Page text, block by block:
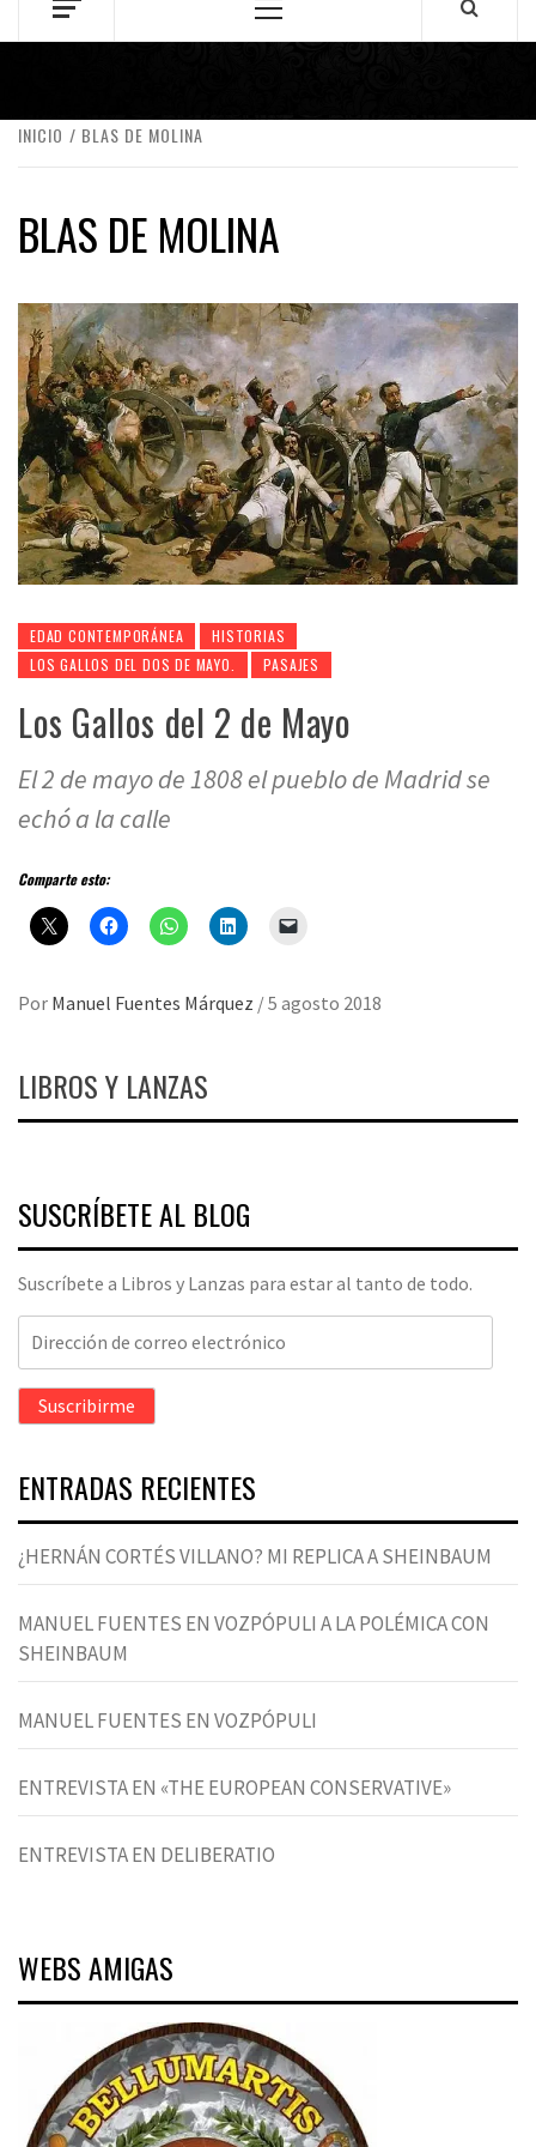
Menú
INICIO BLAS DE MOLINA
BLAS DE MOLINA
EDAD CONTEMPORÁNEA
HISTORIAS
LOS GALLOS DEL DOS DE MAYO.
PASAJES
Los Gallos del 2 de Mayo
El 2 de mayo de 1808 el pueblo de Madrid se
echó a la calle
Comparte esto:
Por Manuel Fuentes Márquez /5 agosto 2018
LIBROS Y LANZAS
SUSCRÍBETE AL BLOG
Suscríbete a Libros y Lanzas para estar al tanto de todo.
Dirección
correo
electrónico
Suscribirme
ENTRADAS RECIENTES
¿HERNÁN CORTÉS VILLANO? MI REPLICA A SHEINBAUM
MANUEL FUENTES EN VOZPÓPULI A LA POLÉMICA CON
SHEINBAUM
MANUEL FUENTES EN VOZPÓPULI
ENTREVISTA EN «THE EUROPEAN CONSERVATIVE»
ENTREVISTA EN DELIBERATIO
WEBS AMIGAS